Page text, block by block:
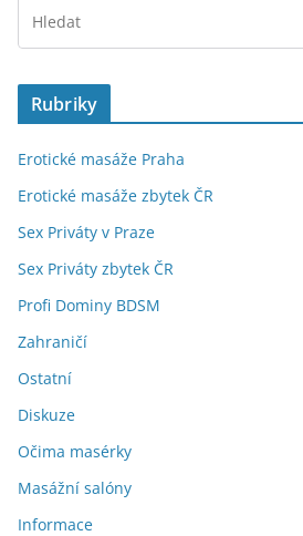
Rubriky
Erotické masáže Praha
Erotické masáže zbytek ČR
Sex Priváty v Praze
Sex Priváty zbytek ČR
Profi Dominy BDSM
Zahraničí
Ostatní
Diskuze
Očima masérky
Masážní salóny
Informace